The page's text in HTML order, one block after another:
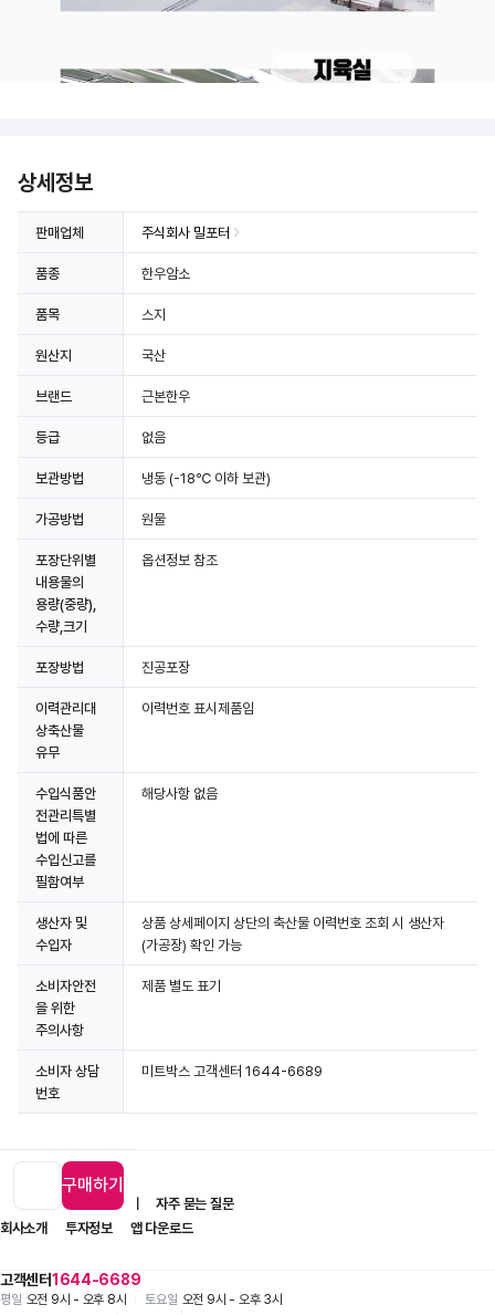
상세정보
판매업체 주식회사 밀포터
품종 한우암소
품목 스지
원산지 국산
브랜드 근본한우
등급 없음
보관방법 냉동 (-18℃ 이하 보관)
가공방법 원물
포장단위별
내용물의
용량(중량),
수량,크기
옵션정보 참조
포장방법 진공포장
이력관리대
상축산물
유무
이력번호 표시제품임
수입식품안
전관리특별
법에 따른
수입신고를
필함여부
해당사항 없음
생산자 및
수입자
상품 상세페이지 상단의 축산물 이력번호 조회 시 생산자
(가공장) 확인 가능
소비자안전
을 위한
주의사항
제품 별도 표기
소비자 상담
번호
미트박스 고객센터 1644-6689
구매하기
고객센터1644-6689
평일 오전 9시 - 오후 8시 토요일 오전 9시 - 오후 3시
입점 제휴 문의 1:1 문의
자주 묻는 질문
회사소개
투자정보 앱 다운로드